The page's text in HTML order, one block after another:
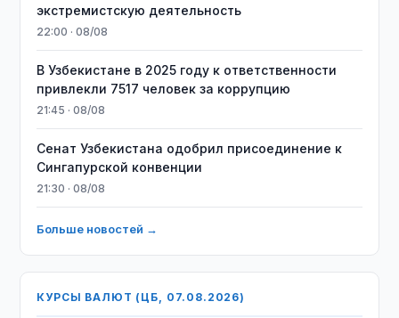
экстремистскую деятельность
22:00 · 08/08
В Узбекистане в 2025 году к ответственности
привлекли 7517 человек за коррупцию
21:45 · 08/08
Сенат Узбекистана одобрил присоединение к
Сингапурской конвенции
21:30 · 08/08
Больше новостей →
КУРСЫ ВАЛЮТ (ЦБ, 07.08.2026)